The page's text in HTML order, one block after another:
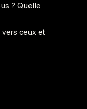
? Quelle
ceux et